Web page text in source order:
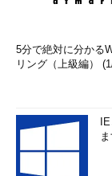
属のnmap-
特定のポート、
指定した
22番ポー
5分で絶対に分かる
リング（上級編）